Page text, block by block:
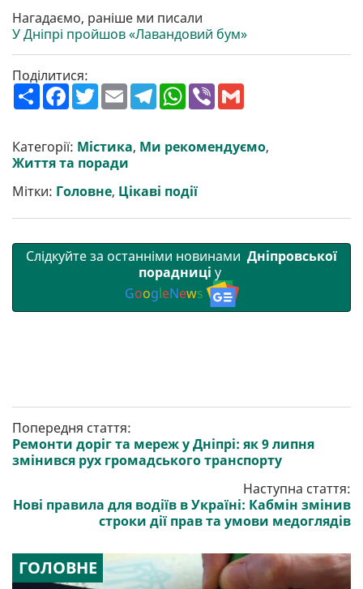
Нагадаємо, раніше ми писали
У Дніпрі пройшов «Лавандовий бум»
Поділитися:
П
о
р
и
т
F
a
b
o
o
T
w
t
e
r
E
m
l
T
e
g
r
m
W
h
s
A
p
V
r l
Категорії: Містика, Ми рекомендуємо,
Життя та поради
Мітки: Головне, Цікаві події
Слідкуйте за останніми новинами Дніпровської
порадниці у
GoogleNews
Попередня стаття:
Ремонти доріг та мереж у Дніпрі: як 9 липня
змінився рух громадського транспорту
Наступна стаття:
Нові правила для водіїв в Україні: Кабмін змінив
строки дії прав та умови медоглядів
ГОЛОВНЕ